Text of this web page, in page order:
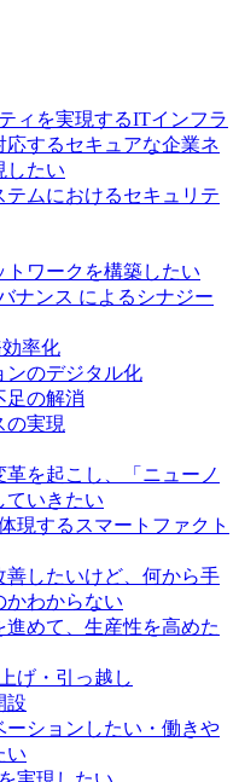
ィを実現するITインフラ
応するセキュアな企業ネ
したい
テムにおけるセキュリテ
ワークを構築したい
ナンス によるシナジー
率化
ンのデジタル化
足の解消
の実現
を起こし、「ニューノ
ていきたい
現するスマートファクト
善したいけど、何から手
かわからない
めて、生産性を高めた
げ・引っ越し
設
ーションしたい・働きや
い